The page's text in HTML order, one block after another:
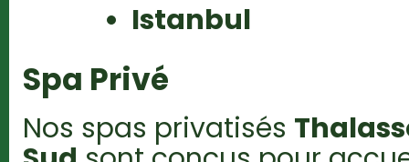
Istanbul
Spa Privé
Nos spas privatisés